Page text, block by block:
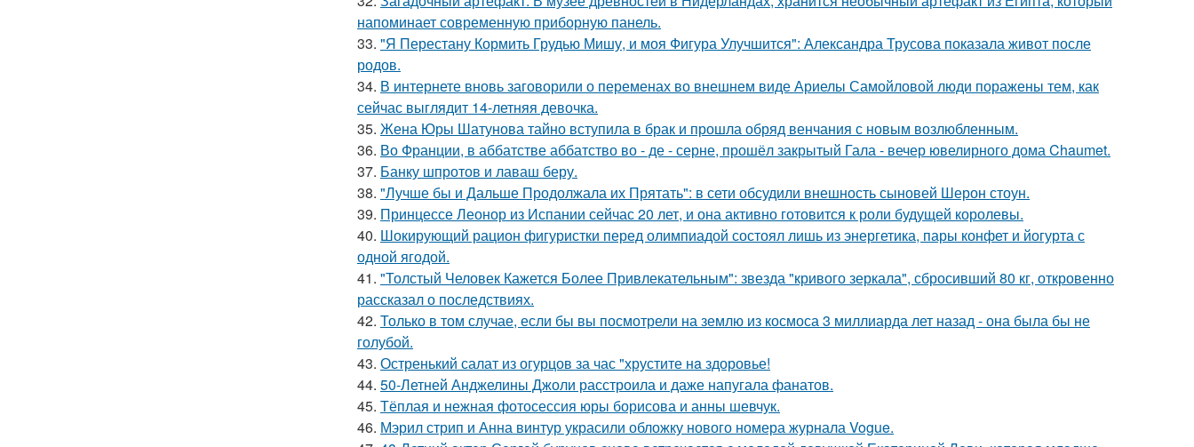
напоминает современную приборную панель.
33. "Я Перестану Кормить Грудью Мишу, и моя Фигура Улучшится": Александра Трусова показала живот после
родов.
34. В интернете вновь заговорили о переменах во внешнем виде Ариелы Самойловой люди поражены тем, как
сейчас выглядит 14-летняя девочка.
35. Жена Юры Шатунова тайно вступила в брак и прошла обряд венчания с новым возлюбленным.
36. Во Франции, в аббатстве аббатство во - де - серне, прошёл закрытый Гала - вечер ювелирного дома Chaumet.
37. Банку шпротов и лаваш беру.
38. "Лучше бы и Дальше Продолжала их Прятать": в сети обсудили внешность сыновей Шерон стоун.
39. Принцессе Леонор из Испании сейчас 20 лет, и она активно готовится к роли будущей королевы.
40. Шокирующий рацион фигуристки перед олимпиадой состоял лишь из энергетика, пары конфет и йогурта с
одной ягодой.
41. "Толстый Человек Кажется Более Привлекательным": звезда "кривого зеркала", сбросивший 80 кг, откровенно
рассказал о последствиях.
42. Только в том случае, если бы вы посмотрели на землю из космоса 3 миллиарда лет назад - она была бы не
голубой.
43. Остренький салат из огурцов за час "хрустите нa здоровье!
44. 50-Летней Анджелины Джоли расстроила и даже напугала фанатов.
45. Тёплая и нежная фотосессия юры борисова и анны шевчук.
46. Мэрил стрип и Анна винтур украсили обложку нового номера журнала Vogue.